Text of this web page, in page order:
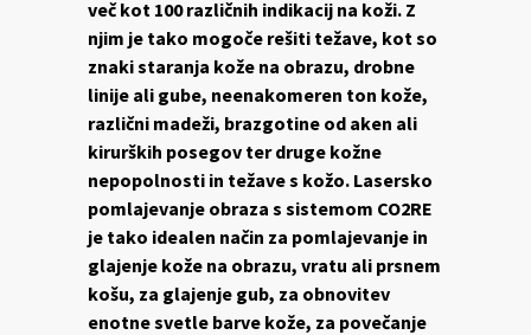
več kot 100 različnih indikacij na koži. Z
njim je tako mogoče rešiti težave, kot so
znaki staranja kože na obrazu, drobne
linije ali gube, neenakomeren ton kože,
različni madeži, brazgotine od aken ali
kirurških posegov ter druge kožne
nepopolnosti in težave s kožo. Lasersko
pomlajevanje obraza s sistemom CO2RE
je tako idealen način za pomlajevanje in
glajenje kože na obrazu, vratu ali prsnem
košu, za glajenje gub, za obnovitev
enotne svetle barve kože, za povečanje